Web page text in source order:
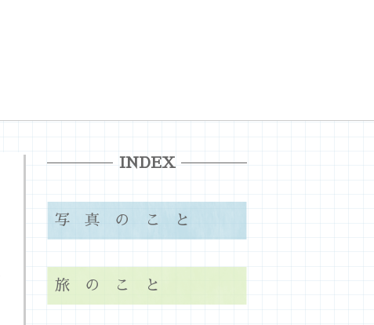
INDEX
写真のこと
旅のこと